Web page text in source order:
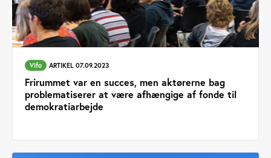
Vifo ARTIKEL 07.09.2023
Frirummet var en succes, men aktørerne bag
problematiserer at være afhængige af fonde til
demokratiarbejde